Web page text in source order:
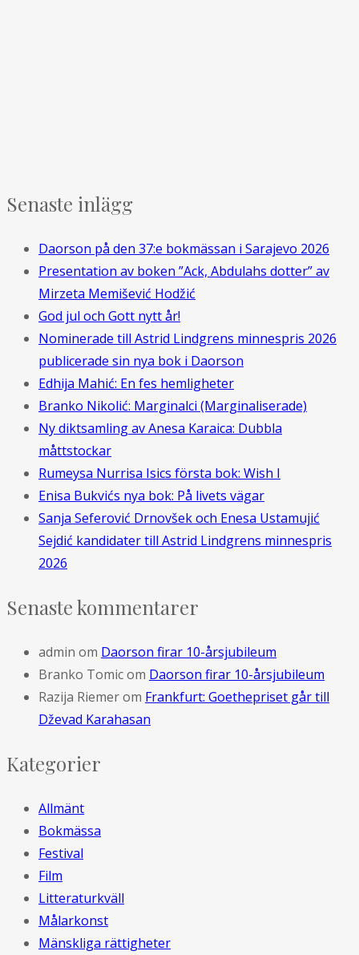
Senaste inlägg
Daorson på den 37:e bokmässan i Sarajevo 2026
Presentation av boken ”Ack, Abdulahs dotter” av
Mirzeta Memišević Hodžić
God jul och Gott nytt år!
Nominerade till Astrid Lindgrens minnespris 2026
publicerade sin nya bok i Daorson
Edhija Mahić: En fes hemligheter
Branko Nikolić: Marginalci (Marginaliserade)
Ny diktsamling av Anesa Karaica: Dubbla
måttstockar
Rumeysa Nurrisa Isics första bok: Wish I
Enisa Bukvićs nya bok: På livets vägar
Sanja Seferović Drnovšek och Enesa Ustamujić
Sejdić kandidater till Astrid Lindgrens minnespris
2026
Senaste kommentarer
admin om Daorson firar 10-årsjubileum
Branko Tomicom Daorson firar 10-årsjubileum
Razija Riemerom Frankfurt: Goethepriset går till
Dževad Karahasan
Kategorier
Allmänt
Bokmässa
Festival
Film
Litteraturkväll
Målarkonst
Mänskliga rättigheter